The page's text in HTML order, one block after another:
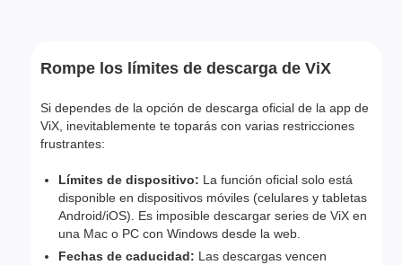
Rompe los límites de descarga de ViX
Si dependes de la opción de descarga oficial de la app de
ViX, inevitablemente te toparás con varias restricciones
frustrantes:
Límites de dispositivo: La función oficial solo está
disponible en dispositivos móviles (celulares y tabletas
Android/iOS). Es imposible descargar series de ViX en
una Mac o PC con Windows desde la web.
Fechas de caducidad: Las descargas vencen